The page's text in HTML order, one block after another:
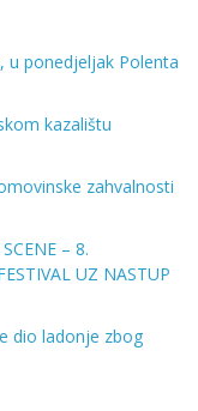
u ponedjeljak Polenta
kazalištu
zahvalnosti
– 8.
UZ NASTUP
dio ladonje zbog